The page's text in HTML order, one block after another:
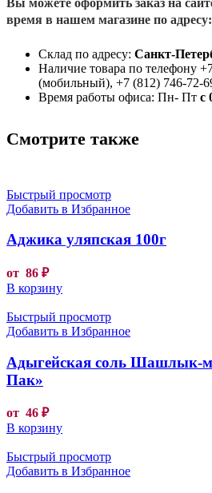
время в нашем магазине по адресу:
Склад по адресу: Санкт-
Наличие товара по телефону
(мобильный), +7 (812) 746-72-
Время работы офиса: Пн- Пт с
Смотрите также
Быстрый просмотр
Добавить в Избранное
Аджика уляпская 100г
от 86 ₽
В корзину
Быстрый просмотр
Добавить в Избранное
Адыгейская соль Шашлык-
Пак»
от 46 ₽
В корзину
Быстрый просмотр
Добавить в Избранное